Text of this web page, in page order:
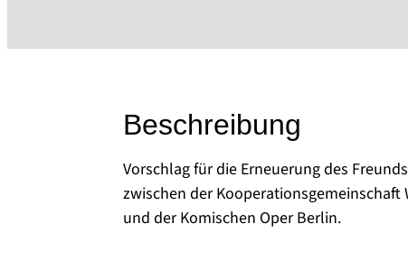
Beschreibung
Vorschlag für die Erneuerung des
zwischen der Kooperationsgemeinschaft
und der Komischen Oper Berlin.